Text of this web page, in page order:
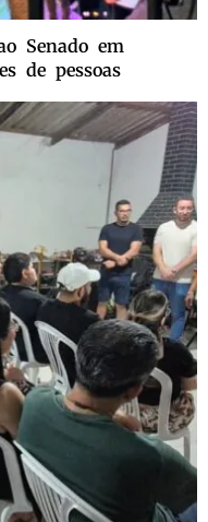
Senado em
de pessoas